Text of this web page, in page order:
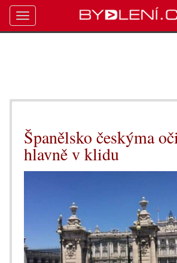
Španělsko českýma
hlavně v klidu
Toggle
navigation